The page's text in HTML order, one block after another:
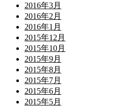
2016年3月
2016年2月
2016年1月
2015年12月
2015年10月
2015年9月
2015年8月
2015年7月
2015年6月
2015年5月